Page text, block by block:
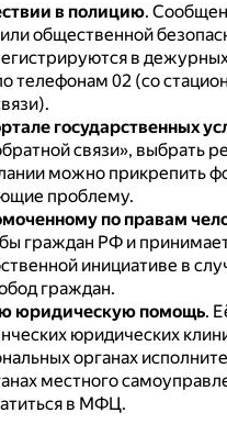
в полицию.
общественной
в
телефонам 02 (со
государственных
связи», выбрать
можно прикрепить
проблему.
по правам
граждан РФ и
инициативе в
граждан.
юридическую помощь.
юридических
органах
местного
в МФЦ.